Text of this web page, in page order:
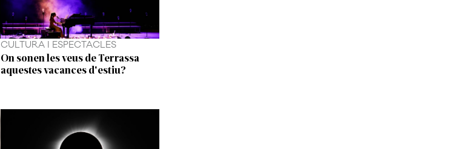
CULTURA I ESPECTACLES
On sonen les veus de Terrassa
aquestes vacances d'estiu?